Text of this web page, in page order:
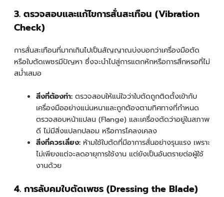
3. ตรวจสอบและแก้ไขการสั่นสะเทือน (Vibration
Check)
การสั่นสะเทือนที่มากเกินไปเป็นสัญญาณบ่งบอกว่าเครื่องมือตัด
หรือใบตัดเพชรมีปัญหา ซึ่งจะนำไปสู่การแตกหักหรือการสึกหรอที่ไม่
สม่ำเสมอ
สิ่งที่ต้องทำ:ตรวจสอบให้แน่ใจว่าใบตัดถูกติดตั้งเข้ากับ
เครื่องมืออย่างแน่นหนาและถูกต้องตามทิศทางที่กำหนด
ตรวจสอบหน้าแปลน (Flange) และเครื่องตัดว่าอยู่ในสภาพ
ดี ไม่มีสิ่งแปลกปลอม หรือการโคลงเคลง
สิ่งที่ควรเลี่ยง:ห้ามใช้ใบตัดที่มีอาการสั่นอย่างรุนแรง เพราะ
ไม่เพียงแต่จะลดอายุการใช้งาน แต่ยังเป็นอันตรายต่อผู้ใช้
งานด้วย
4. การลับคมใบตัดเพชร (Dressing the Blade)